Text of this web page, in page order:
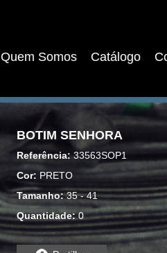
Catálogo
Quem Somos
BOTIM SENHORA
Referência:33563SOP1
Cor: PRETO
Tamanho:35 - 41
Quantidade:0